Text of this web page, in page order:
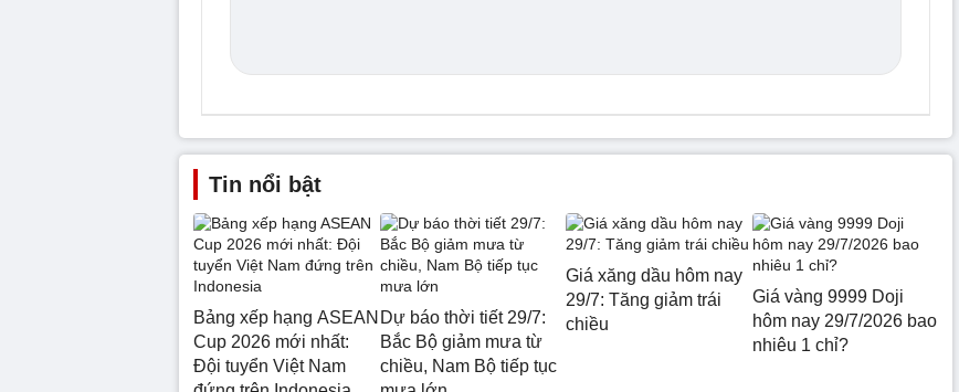
Tin nổi bật
Bảng xếp hạng ASEAN
Cup 2026 mới nhất:
Đội tuyển Việt Nam
Dự báo thời tiết 29/7:
Bắc Bộ giảm mưa từ
chiều, Nam Bộ tiếp tục
Giá xăng dầu hôm nay
29/7: Tăng giảm trái
chiều
Giá vàng 9999 Doji
hôm nay 29/7/2026 bao
nhiêu 1 chỉ?